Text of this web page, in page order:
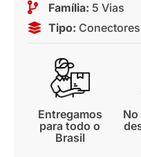
Família: 5 Vias
Tipo: Conectores
Entregamos
para todo o
Brasil
No